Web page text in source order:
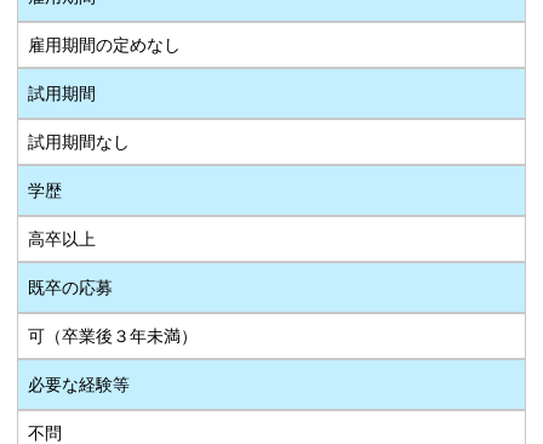
雇用期間の定めなし
試用期間
試用期間なし
学歴
高卒以上
既卒の応募
可（卒業後３年未満）
必要な経験等
不問